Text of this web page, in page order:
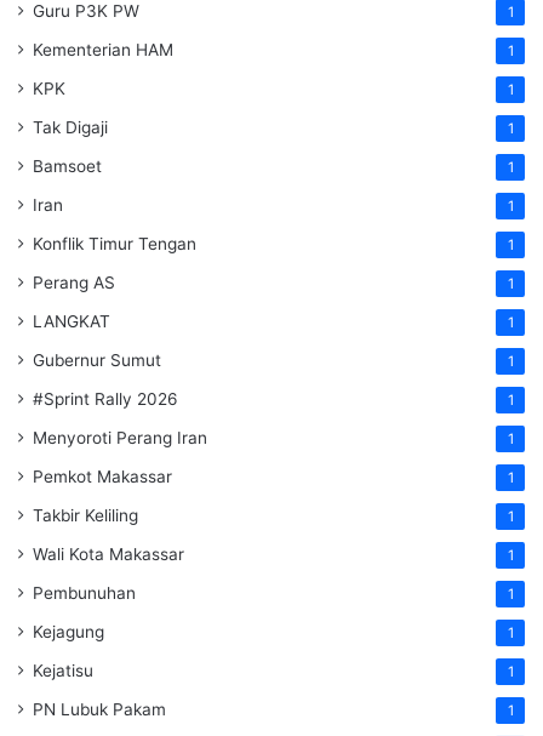
Guru P3K PW 1
Kementerian HAM 1
KPK 1
Tak Digaji 1
Bamsoet 1
Iran 1
Konflik Timur Tengan 1
Perang AS 1
LANGKAT 1
Gubernur Sumut 1
#Sprint Rally 2026 1
Menyoroti Perang Iran 1
Pemkot Makassar 1
Takbir Keliling 1
Wali Kota Makassar 1
Pembunuhan 1
Kejagung 1
Kejatisu 1
PN Lubuk Pakam 1